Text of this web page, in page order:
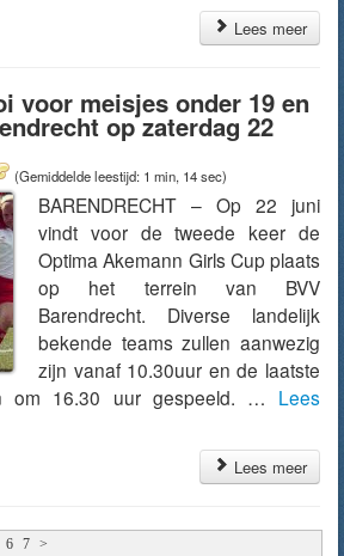
Lees meer
voor meisjes onder 19 en
op zaterdag 22
(Gemiddelde leestijd: 1 min, 14 sec)
BARENDRECHT – Op 22 juni
vindt voor de tweede keer de
Optima Akemann Girls Cup plaats
op het terrein van BVV
Barendrecht. Diverse landelijk
bekende teams zullen aanwezig
zijn vanaf 10.30uur en de laatste
om 16.30 uur gespeeld. … Lees
Lees meer
6 7 >